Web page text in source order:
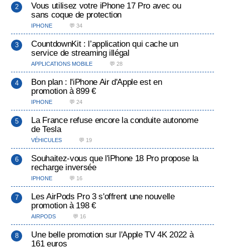
Vous utilisez votre iPhone 17 Pro avec ou
sans coque de protection
IPHONE 💬 34
CountdownKit : l’application qui cache un
service de streaming illégal
APPLICATIONS MOBILE 💬 28
Bon plan : l'iPhone Air d'Apple est en
promotion à 899 €
IPHONE 💬 24
La France refuse encore la conduite autonome
de Tesla
VÉHICULES 💬 19
Souhaitez-vous que l'iPhone 18 Pro propose la
recharge inversée
IPHONE 💬 16
Les AirPods Pro 3 s'offrent une nouvelle
promotion à 198 €
AIRPODS 💬 16
Une belle promotion sur l'Apple TV 4K 2022 à
161 euros